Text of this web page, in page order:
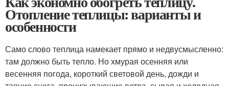
Отопление теплицы: варианты и
особенности
Само слово теплица намекает прямо и недвусмысленно:
там должно быть тепло. Но хмурая осенняя или
весенняя погода, короткий световой день, дожди и